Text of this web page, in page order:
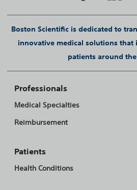
Boston Scientific is dedicated to
innovative medical solutions that
patients around
Professionals
Medical Specialties
Reimbursement
Patients
Health Conditions